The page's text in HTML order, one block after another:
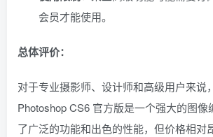
会员才能使用。
总体评价：
对于专业摄影师、设计师和高级用户来说
Photoshop CS6 官方版是一个强大的图
了广泛的功能和出色的性能，但价格相对